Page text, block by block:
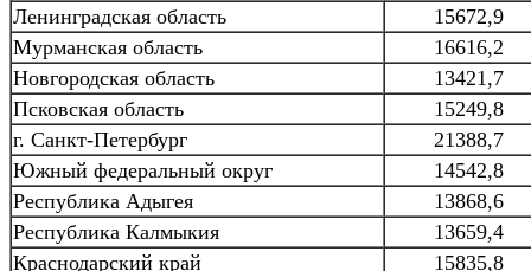
Ленинградская область
15672,9
Мурманская область
16616,2
Новгородская область
13421,7
Псковская область
15249,8
г. Санкт-Петербург
21388,7
Южный федеральный округ
14542,8
Республика Адыгея
13868,6
Республика Калмыкия
13659,4
Краснодарский край
15835,8